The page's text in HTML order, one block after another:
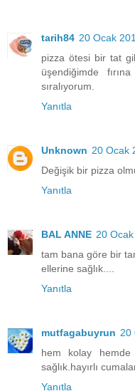
tarih84 20 Ocak
pizza ötesi bir tat
üşendiğimde
sıralıyorum.
Yanıtla
Unknown 20 Ocak
Değişik bir pizza
Yanıtla
BAL ANNE 20
tam bana göre bir
ellerine sağlık....
Yanıtla
mutfagabuyrun 20
hem kolay hemde
sağlık.hayırlı
Yanıtla